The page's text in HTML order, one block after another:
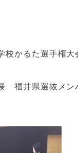
かるた選手権大
福井県選抜メン